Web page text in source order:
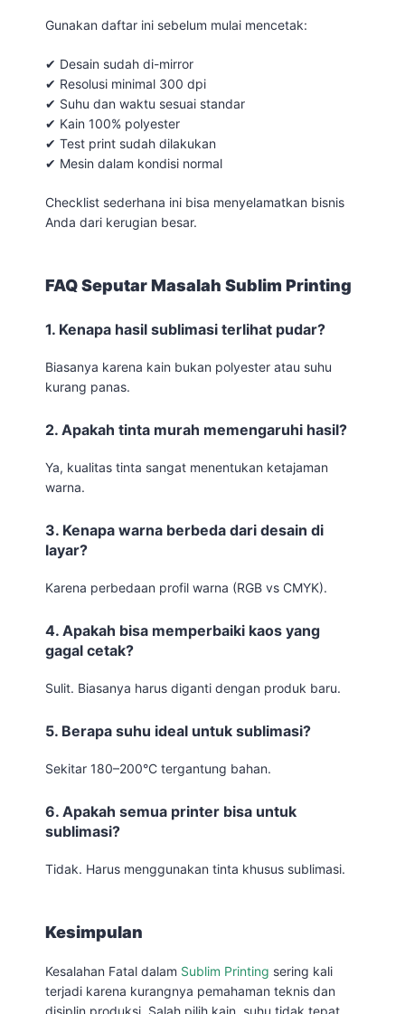
Gunakan daftar ini sebelum mulai mencetak:
✔ Desain sudah di-mirror
✔ Resolusi minimal 300 dpi
✔ Suhu dan waktu sesuai standar
✔ Kain 100% polyester
✔ Test print sudah dilakukan
✔ Mesin dalam kondisi normal
Checklist sederhana ini bisa menyelamatkan bisnis
Anda dari kerugian besar.
FAQ Seputar Masalah Sublim Printing
1. Kenapa hasil sublimasi terlihat pudar?
Biasanya karena kain bukan polyester atau suhu
kurang panas.
2. Apakah tinta murah memengaruhi hasil?
Ya, kualitas tinta sangat menentukan ketajaman
warna.
3. Kenapa warna berbeda dari desain di
layar?
Karena perbedaan profil warna (RGB vs CMYK).
4. Apakah bisa memperbaiki kaos yang
gagal cetak?
Sulit. Biasanya harus diganti dengan produk baru.
5. Berapa suhu ideal untuk sublimasi?
Sekitar 180–200°C tergantung bahan.
6. Apakah semua printer bisa untuk
sublimasi?
Tidak. Harus menggunakan tinta khusus sublimasi.
Kesimpulan
Kesalahan Fatal dalam Sublim Printing sering kali
terjadi karena kurangnya pemahaman teknis dan
disiplin produksi. Salah pilih kain, suhu tidak tepat,